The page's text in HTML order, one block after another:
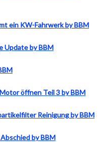
ein KW-Fahrwerk by BBM
Update by BBM
öffnen Teil 3 by BBM
Reinigung by BBM
by BBM